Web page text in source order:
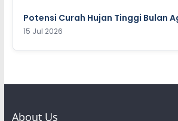
Potensi Curah Hujan Tinggi Bulan
15 Jul 2026
About Us